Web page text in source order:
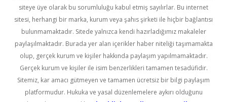
siteye üye olarak bu sorumluluğu kabul etmiş sayılırlar. Bu internet
sitesi, herhangi bir marka, kurum veya şahıs şirketi ile hiçbir bağlantısı
bulunmamaktadır. Sitede yalnızca kendi hazırladığımız makaleler
paylaşılmaktadır. Burada yer alan içerikler haber niteliği taşımamakta
olup, gerçek kurum ve kişiler hakkında paylaşım yapılmamaktadır.
Gerçek kurum ve kişiler ile isim benzerlikleri tamamen tesadüfidir.
Sitemiz, kar amacı gütmeyen ve tamamen ücretsiz bir bilgi paylaşım
platformudur. Hukuka ve yasal düzenlemelere aykırı olduğunu